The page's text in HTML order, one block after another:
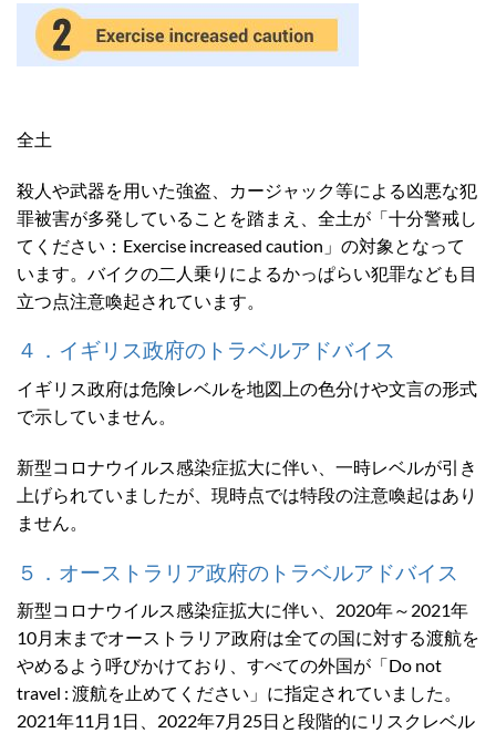
全土
殺人や武器を用いた強盗、カージャック等による凶悪な犯
罪被害が多発していることを踏まえ、全土が「十分警戒し
てください：Exercise increased caution」の対象となって
います。バイクの二人乗りによるかっぱらい犯罪なども目
立つ点注意喚起されています。
４．イギリス政府のトラベルアドバイス
イギリス政府は危険レベルを地図上の色分けや文言の形式
で示していません。
新型コロナウイルス感染症拡大に伴い、一時レベルが引き
上げられていましたが、現時点では特段の注意喚起はあり
ません。
５．オーストラリア政府のトラベルアドバイス
新型コロナウイルス感染症拡大に伴い、2020年～2021年
10月末までオーストラリア政府は全ての国に対する渡航を
やめるよう呼びかけており、すべての外国が「Do not
travel : 渡航を止めてください」に指定されていました。
2021年11月1日、2022年7月25日と段階的にリスクレベル